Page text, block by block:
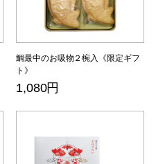
鯛最中のお吸物２椀入《限定ギフ
ト》
1,080円